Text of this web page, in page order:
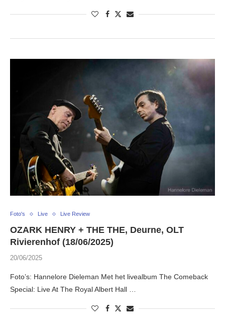
Foto's Live Live Review
OZARK HENRY + THE THE, Deurne, OLT
Rivierenhof (18/06/2025)
20/06/2025
Foto’s: Hannelore Dieleman Met het livealbum The Comeback
Special: Live At The Royal Albert Hall …